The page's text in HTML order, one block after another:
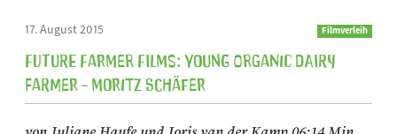
17. August 2015 Filmverleih
Future Farmer Films: Young organic dairy
farmer - Moritz Schäfer